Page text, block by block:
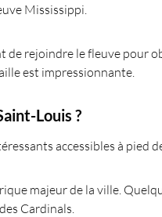
Mississippi.
de rejoindre le fleuve pour
est impressionnante.
Louis ?
accessibles à pied
majeur de la ville.
Cardinals.